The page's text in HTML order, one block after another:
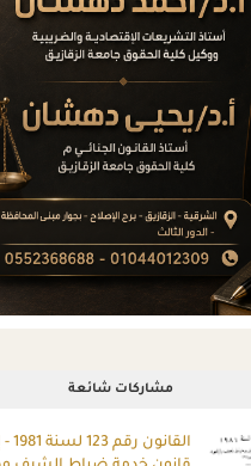
مشاركات شائعة